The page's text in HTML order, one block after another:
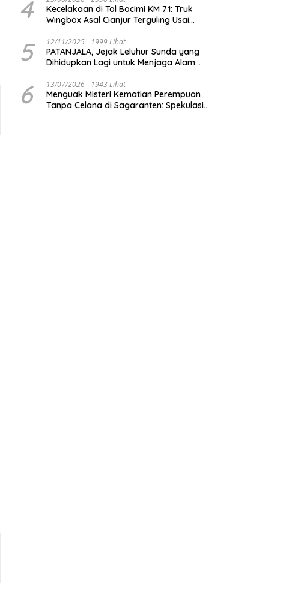
4
Kecelakaan di Tol Bocimi KM 71: Truk
Wingbox Asal Cianjur Terguling Usai
RS Sekarwangi
5 12/11/2025 1999 Lihat
PATANJALA, Jejak Leluhur Sunda yang
Dihidupkan Lagi untuk Menjaga Alam
6 13/07/2026 1943 Lihat
Menguak Misteri Kematian Perempuan
Tanpa Celana di Sagaranten: Spekulasi